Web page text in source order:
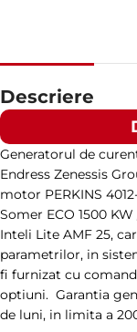
TURAȚIE
TENSIUNE
PUTERE (KVA)
PUTERE (KW)
Descriere
Generatorul de
Endress Zenessis
motor PERKINS
Somer ECO 1500
Inteli Lite AMF 25,
parametrilor, in
fi furnizat cu
optiuni. Garantia
de luni, in limita a